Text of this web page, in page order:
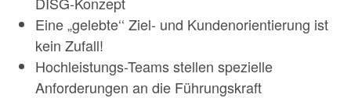
Eine „gelebte‘‘ Ziel- und Kundenorientierung ist
kein Zufall!
Hochleistungs-Teams stellen spezielle
Anforderungen an die Führungskraft